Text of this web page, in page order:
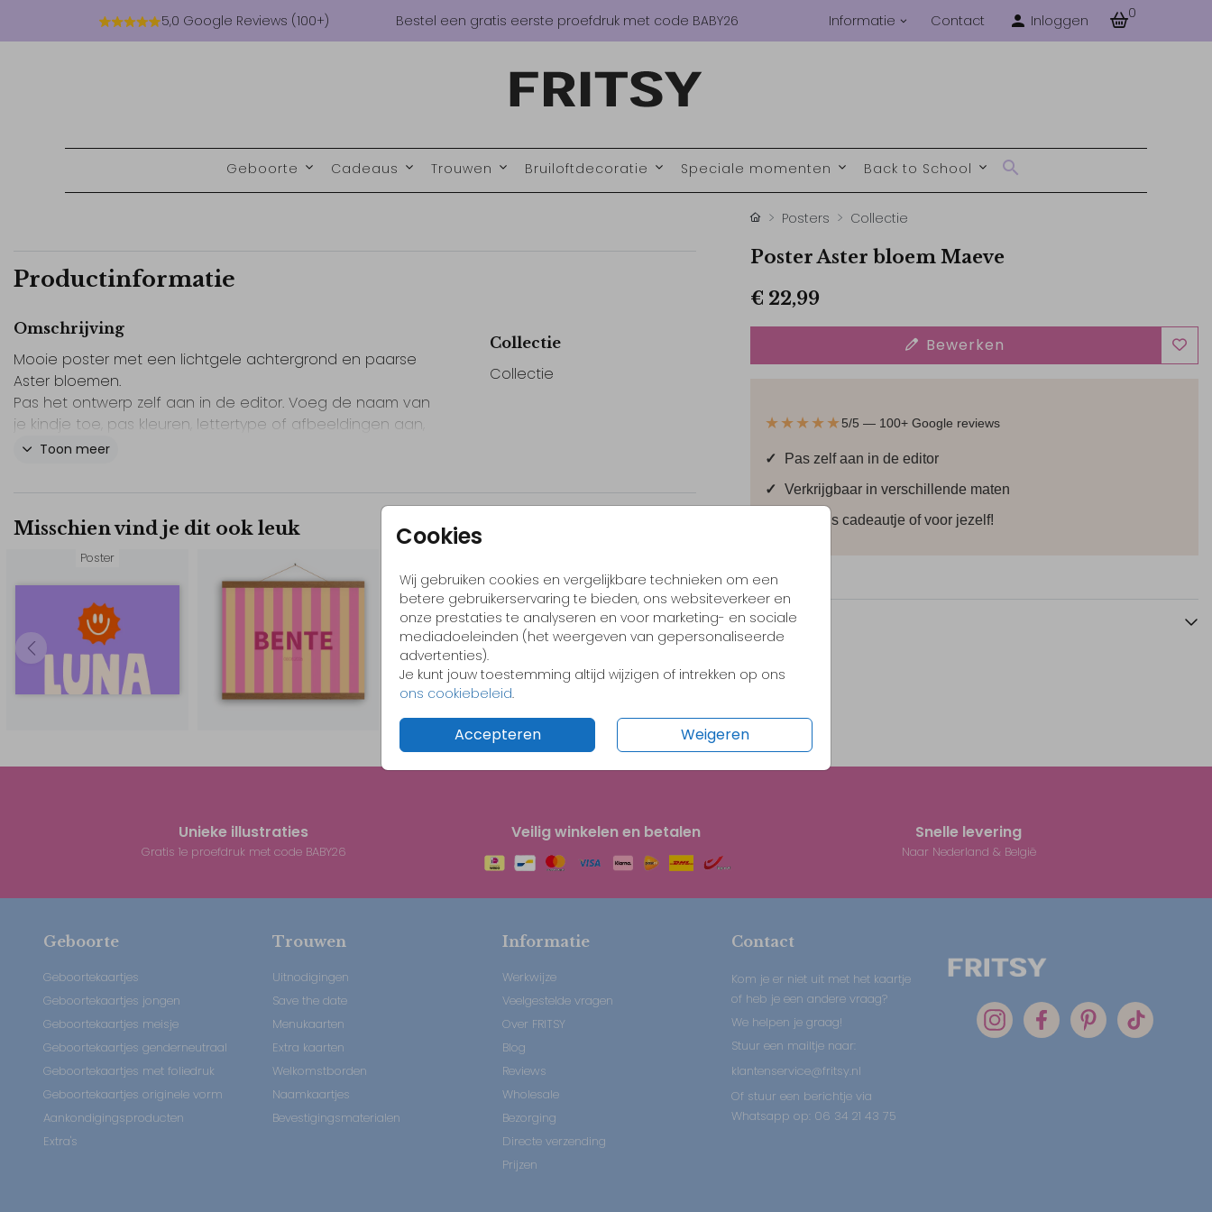
5,0 Google Reviews (100+) Bestel een gratis eerste proefdruk met code BABY26 Informatie Contact Inloggen 0
Geboorte Cadeaus Trouwen Bruiloftdecoratie Speciale momenten Back to School
Cookies
Wij gebruiken cookies en vergelijkbare technieken om een
betere gebruikerservaring te bieden, ons websiteverkeer en
onze prestaties te analyseren en voor marketing- en sociale
mediadoeleinden (het weergeven van gepersonaliseerde
advertenties).
Je kunt jouw toestemming altijd wijzigen of intrekken op ons
ons cookiebeleid.
Accepteren Weigeren
Productinformatie
Omschrijving
Mooie poster met een lichtgele achtergrond en paarse
Aster bloemen.
Pas het ontwerp zelf aan in de editor. Voeg de naam van
je kindje toe, pas kleuren, lettertype of afbeeldingen aan,
voor een unieke poster. Kies uit verschillende formaten.
// Maeve
Toon meer
Collectie
Collectie
Misschien vind je dit ook leuk
Poster
Posters Collectie
Poster Aster bloem Maeve
€ 22,99
Bewerken
★★★★★5/5 — 100+ Google reviews
✓
Pas zelf aan in de editor
✓
Verkrijgbaar in verschillende maten
Leuk als cadeautje of voor jezelf!
Prijzen
Unieke illustraties
Gratis 1e proefdruk met code BABY26
Veilig winkelen en betalen Snelle levering
Naar Nederland & België
Geboorte
Geboortekaartjes
Geboortekaartjes jongen
Geboortekaartjes meisje
Geboortekaartjes genderneutraal
Geboortekaartjes met foliedruk
Geboortekaartjes originele vorm
Aankondigingsproducten
Extra's
Trouwen
Uitnodigingen
Save the date
Menukaarten
Extra kaarten
Welkomstborden
Naamkaartjes
Bevestigingsmaterialen
Informatie
Werkwijze
Veelgestelde vragen
Over FRITSY
Blog
Reviews
Wholesale
Bezorging
Directe verzending
Prijzen
Contact
Kom je er niet uit met het kaartje
of heb je een andere vraag?
We helpen je graag!
Stuur een mailtje naar:
klantenservice@fritsy.nl
Of stuur een berichtje via
Whatsapp op: 06 34 21 43 75